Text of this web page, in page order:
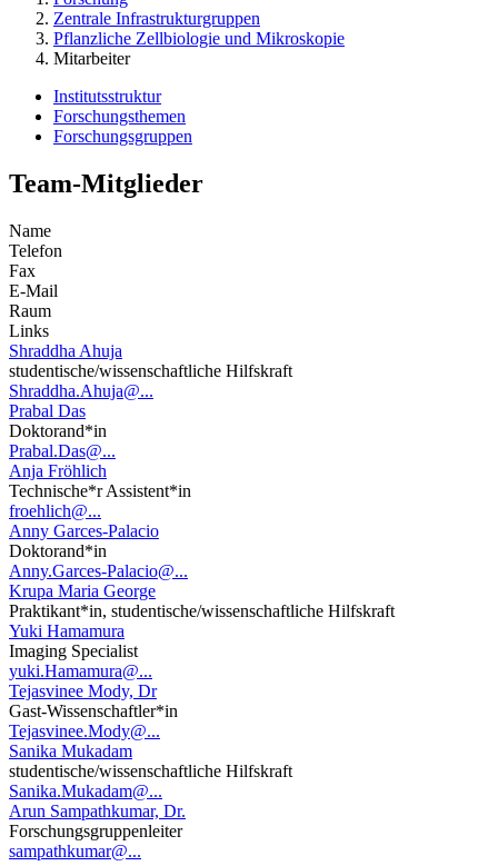
Zentrale Infrastrukturgruppen
Pflanzliche Zellbiologie und Mikroskopie
Mitarbeiter
Institutsstruktur
Forschungsthemen
Forschungsgruppen
Team-Mitglieder
Name
Telefon
Fax
E-Mail
Raum
Links
Shraddha Ahuja
studentische/wissenschaftliche Hilfskraft
Shraddha.Ahuja@...
Prabal Das
Doktorand*in
Prabal.Das@...
Anja Fröhlich
Technische*r Assistent*in
froehlich@...
Anny Garces-Palacio
Doktorand*in
Anny.Garces-Palacio@...
Krupa Maria George
Praktikant*in, studentische/wissenschaftliche Hilfskraft
Yuki Hamamura
Imaging Specialist
yuki.Hamamura@...
Tejasvinee Mody, Dr
Gast-Wissenschaftler*in
Tejasvinee.Mody@...
Sanika Mukadam
studentische/wissenschaftliche Hilfskraft
Sanika.Mukadam@...
Arun Sampathkumar, Dr.
Forschungsgruppenleiter
sampathkumar@...